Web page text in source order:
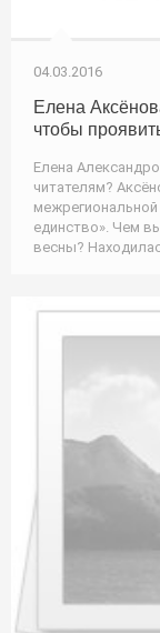
04.03.2016
Елена
чтобы
Елена
читателям?
межрегиональной
единство». Чем
весны?